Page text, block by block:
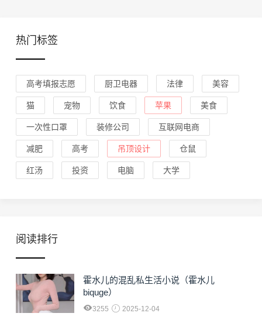
热门标签
高考填报志愿 厨卫电器 法律 美容
猫 宠物 饮食 苹果 美食
一次性口罩 装修公司 互联网电商
减肥 高考 吊顶设计 仓鼠
红汤 投资 电脑 大学
阅读排行
霍水儿的混乱私生活小说（霍水儿
biquge）
3255 2025-12-04